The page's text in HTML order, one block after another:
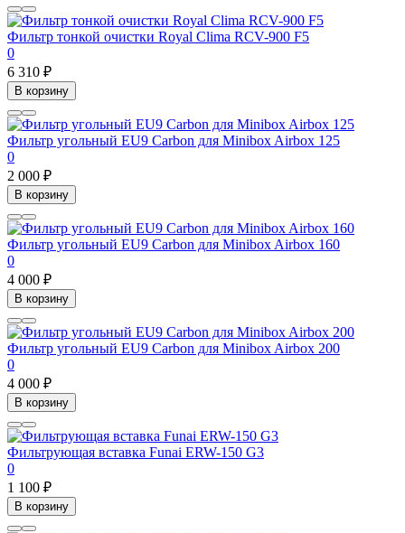
Фильтр тонкой очистки Royal Clima RCV-900 F5
0
6 310 ₽
В корзину
Фильтр угольный EU9 Carbon для Minibox Airbox 125
0
2 000 ₽
В корзину
Фильтр угольный EU9 Carbon для Minibox Airbox 160
0
4 000 ₽
В корзину
Фильтр угольный EU9 Carbon для Minibox Airbox 200
0
4 000 ₽
В корзину
Фильтрующая вставка Funai ERW-150 G3
0
1 100 ₽
В корзину